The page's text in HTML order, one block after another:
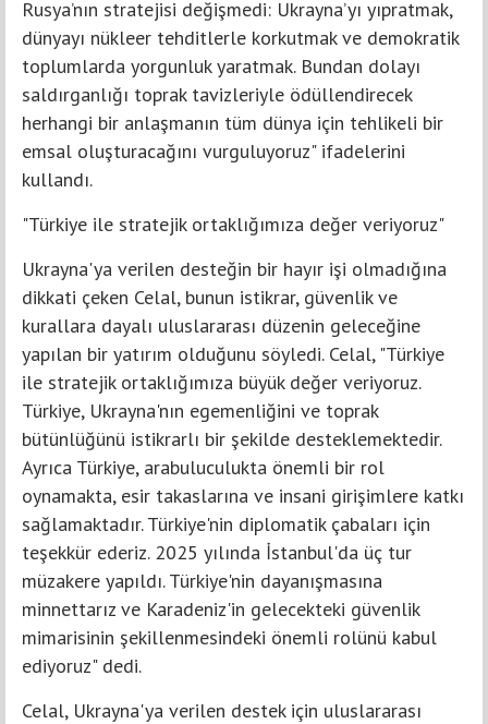
Rusya’nın stratejisi değişmedi: Ukrayna’yı yıpratmak,
dünyayı nükleer tehditlerle korkutmak ve demokratik
toplumlarda yorgunluk yaratmak. Bundan dolayı
saldırganlığı toprak tavizleriyle ödüllendirecek
herhangi bir anlaşmanın tüm dünya için tehlikeli bir
emsal oluşturacağını vurguluyoruz" ifadelerini
kullandı.
"Türkiye ile stratejik ortaklığımıza değer veriyoruz"
Ukrayna'ya verilen desteğin bir hayır işi olmadığına
dikkati çeken Celal, bunun istikrar, güvenlik ve
kurallara dayalı uluslararası düzenin geleceğine
yapılan bir yatırım olduğunu söyledi. Celal, "Türkiye
ile stratejik ortaklığımıza büyük değer veriyoruz.
Türkiye, Ukrayna'nın egemenliğini ve toprak
bütünlüğünü istikrarlı bir şekilde desteklemektedir.
Ayrıca Türkiye, arabuluculukta önemli bir rol
oynamakta, esir takaslarına ve insani girişimlere katkı
sağlamaktadır. Türkiye'nin diplomatik çabaları için
teşekkür ederiz. 2025 yılında İstanbul'da üç tur
müzakere yapıldı. Türkiye'nin dayanışmasına
minnettarız ve Karadeniz'in gelecekteki güvenlik
mimarisinin şekillenmesindeki önemli rolünü kabul
ediyoruz" dedi.
Celal, Ukrayna'ya verilen destek için uluslararası